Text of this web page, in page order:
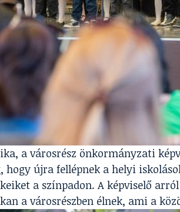
a városrész önkormányzati
hogy újra fellépnek a helyi
a színpadon. A képviselő
a városrészben élnek, ami a